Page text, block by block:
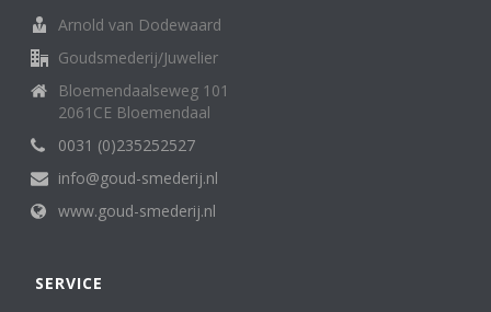
Arnold van Dodewaard
Goudsmederij/Juwelier
Bloemendaalseweg 101
2061CE Bloemendaal
0031 (0)235252527
info@goud-smederij.nl
www.goud-smederij.nl
SERVICE